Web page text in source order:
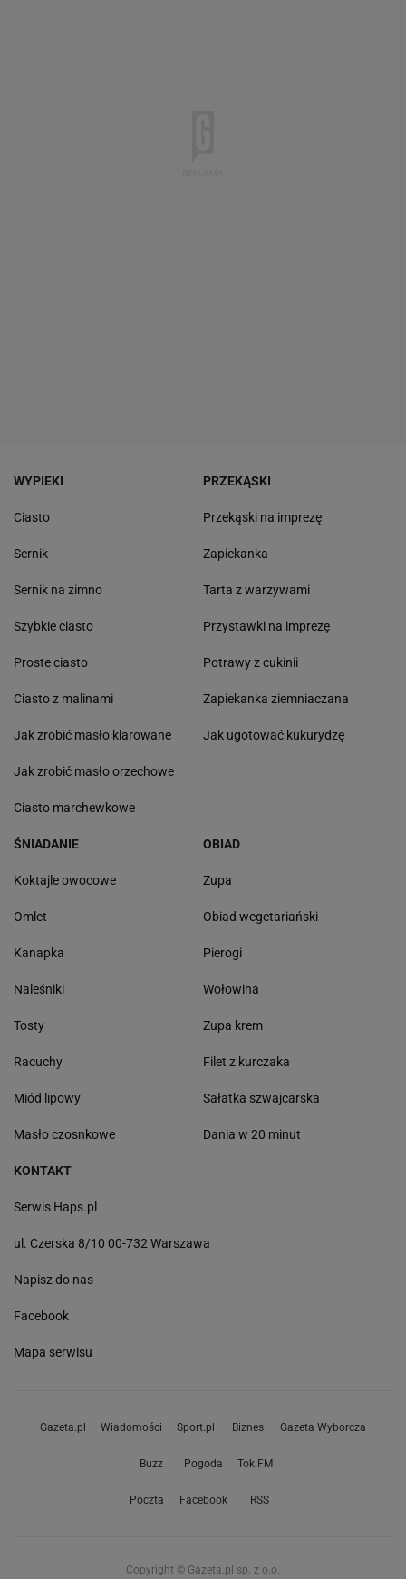
WYPIEKI
Ciasto
Sernik
Sernik na zimno
Szybkie ciasto
Proste ciasto
Ciasto z malinami
Jak zrobić masło klarowane
Jak zrobić masło orzechowe
Ciasto marchewkowe
PRZEKĄSKI
Przekąski na imprezę
Zapiekanka
Tarta z warzywami
Przystawki na imprezę
Potrawy z cukinii
Zapiekanka ziemniaczana
Jak ugotować kukurydzę
ŚNIADANIE
Koktajle owocowe
Omlet
Kanapka
Naleśniki
Tosty
Racuchy
Miód lipowy
Masło czosnkowe
OBIAD
Zupa
Obiad wegetariański
Pierogi
Wołowina
Zupa krem
Filet z kurczaka
Sałatka szwajcarska
Dania w 20 minut
KONTAKT
Serwis Haps.pl
ul. Czerska 8/10 00-732 Warszawa
Napisz do nas
Facebook
Mapa serwisu
Gazeta.pl Wiadomości Sport.pl Biznes Gazeta Wyborcza
Buzz Pogoda Tok.FM
Poczta Facebook RSS
Copyright © Gazeta.pl sp. z o.o.